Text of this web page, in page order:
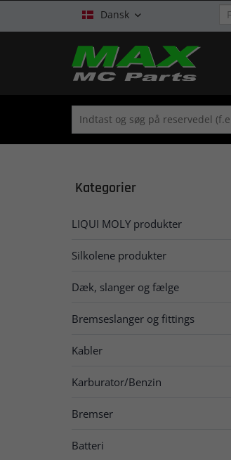
Dansk 
Kategorier
LIQUI MOLY produkter
Silkolene produkter
Dæk, slanger og fælge
Bremseslanger og fittings
Kabler
Karburator/Benzin
Bremser
Batteri